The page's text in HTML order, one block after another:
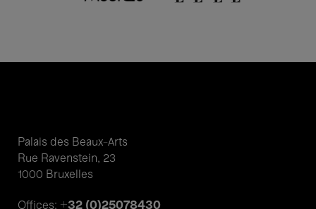
Palais des Beaux-Arts
Rue Ravenstein, 23
1000 Bruxelles
Offices: +32 (0)25078430